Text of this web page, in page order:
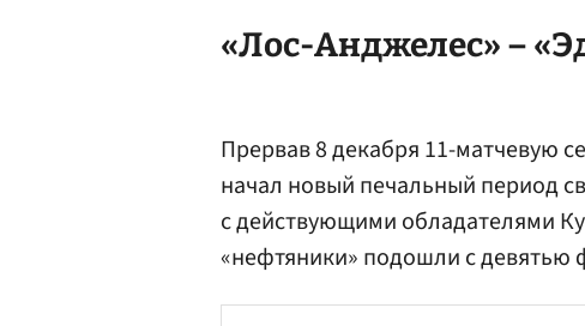
«Лос-Анджелес» –
Прервав 8 декабря 11-матчевую
начал новый печальный период
с действующими обладателями
«нефтяники» подошли с девятью